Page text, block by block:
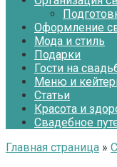
Оформление
Мода и стиль
Подарки
Гости на
Меню и
Статьи
Красота и
Свадебное
Главная страница »